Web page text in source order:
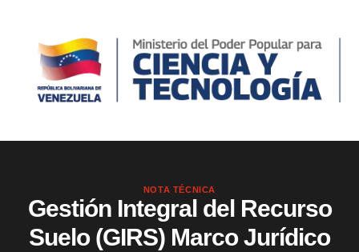
NOTA TÉCNICA
Gestión Integral del Recurso
Suelo (GIRS) Marco Jurídico